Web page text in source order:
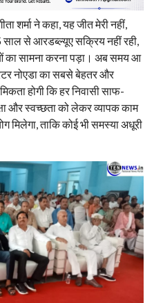
शर्मा ने कहा, यह जीत मेरी नहीं,
से आरडब्ल्यूए सक्रिय नहीं रही,
सामना करना पड़ा। अब समय आ
नोएडा का सबसे बेहतर और
होगी कि हर निवासी साफ-
और स्वच्छता को लेकर व्यापक काम
मिलेगा, ताकि कोई भी समस्या अधूरी